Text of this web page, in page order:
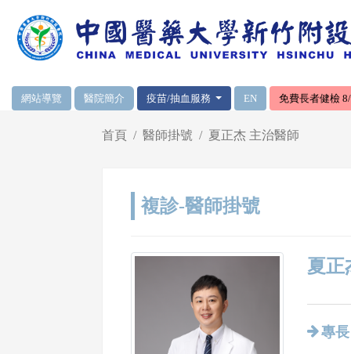
網頁頂端重要消息及連結
網站導覽 醫院簡介 疫苗/抽血服務 EN 免費長者健檢
首頁 醫師掛號 夏正杰 主治醫師
複診-醫師掛號
夏正
專長